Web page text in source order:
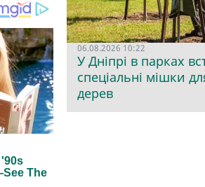
06.08.2026 10:22
У Дніпрі в парках
спеціальні мішки
дерев